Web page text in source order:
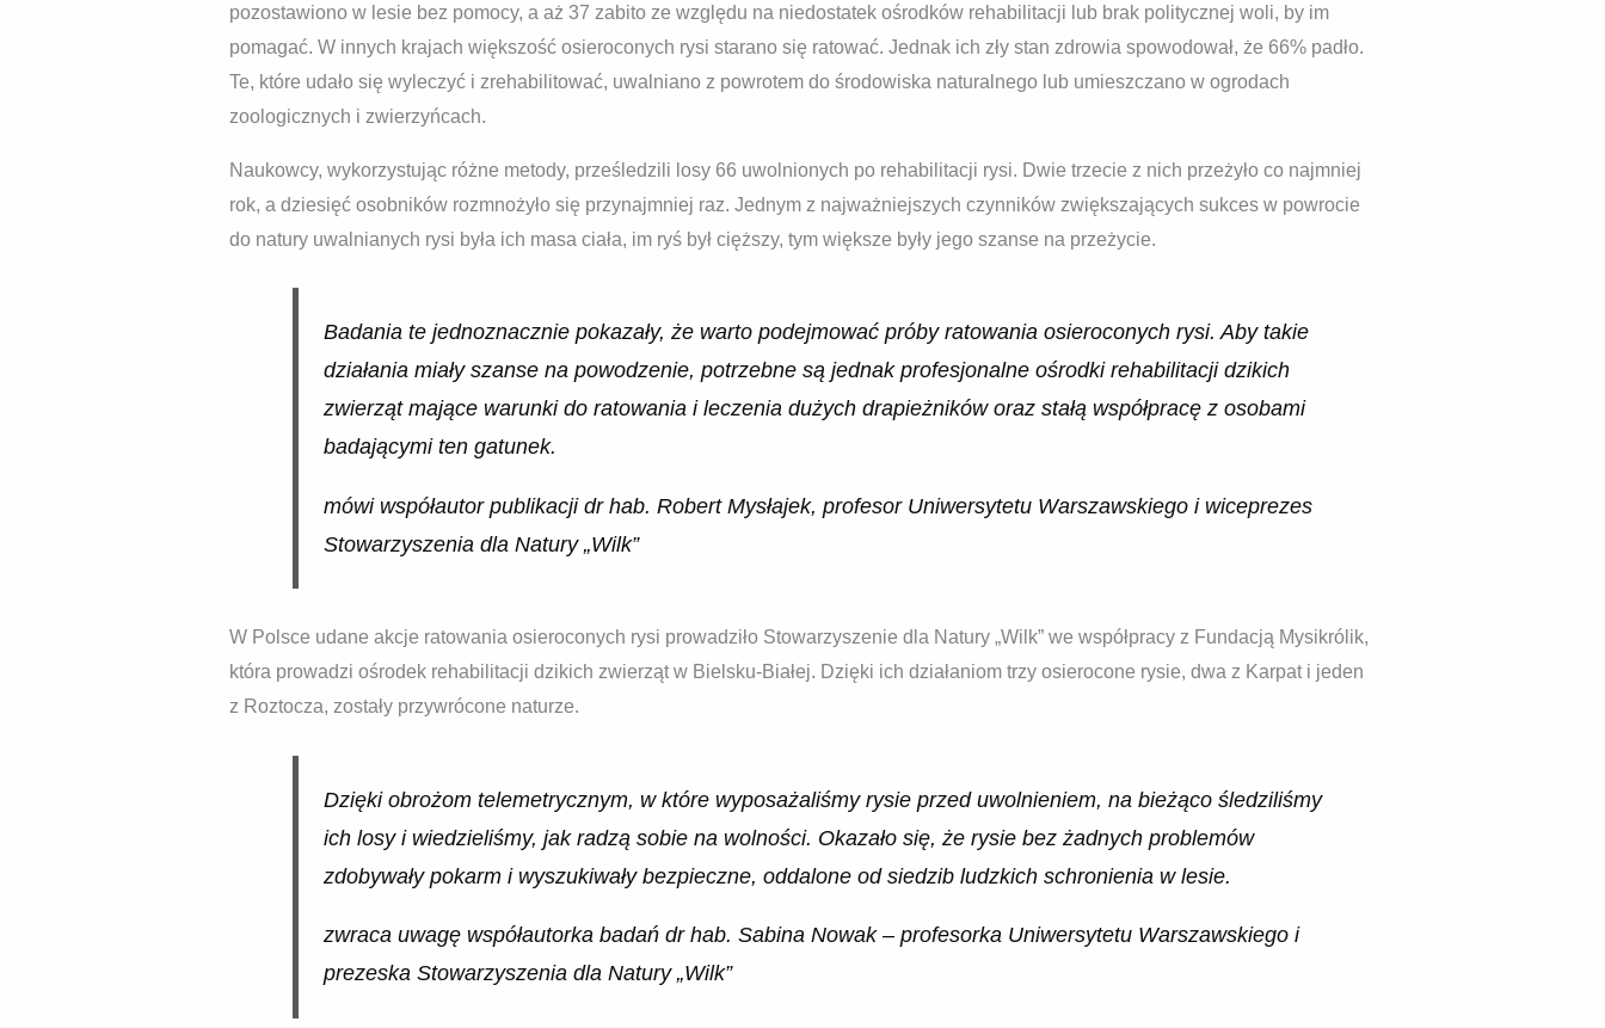
pozostawiono w lesie bez pomocy, a aż 37 zabito ze względu na niedostatek ośrodków rehabilitacji lub brak politycznej woli, by im
pomagać. W innych krajach większość osieroconych rysi starano się ratować. Jednak ich zły stan zdrowia spowodował, że 66% padło.
Te, które udało się wyleczyć i zrehabilitować, uwalniano z powrotem do środowiska naturalnego lub umieszczano w ogrodach
zoologicznych i zwierzyńcach.
Naukowcy, wykorzystując różne metody, prześledzili losy 66 uwolnionych po rehabilitacji rysi. Dwie trzecie z nich przeżyło co najmniej
rok, a dziesięć osobników rozmnożyło się przynajmniej raz. Jednym z najważniejszych czynników zwiększających sukces w powrocie
do natury uwalnianych rysi była ich masa ciała, im ryś był cięższy, tym większe były jego szanse na przeżycie.
Badania te jednoznacznie pokazały, że warto podejmować próby ratowania osieroconych rysi. Aby takie
działania miały szanse na powodzenie, potrzebne są jednak profesjonalne ośrodki rehabilitacji dzikich
zwierząt mające warunki do ratowania i leczenia dużych drapieżników oraz stałą współpracę z osobami
badającymi ten gatunek.
mówi współautor publikacji dr hab. Robert Mysłajek, profesor Uniwersytetu Warszawskiego i wiceprezes
Stowarzyszenia dla Natury „Wilk”
W Polsce udane akcje ratowania osieroconych rysi prowadziło Stowarzyszenie dla Natury „Wilk” we współpracy z Fundacją Mysikrólik,
która prowadzi ośrodek rehabilitacji dzikich zwierząt w Bielsku-Białej. Dzięki ich działaniom trzy osierocone rysie, dwa z Karpat i jeden
z Roztocza, zostały przywrócone naturze.
Dzięki obrożom telemetrycznym, w które wyposażaliśmy rysie przed uwolnieniem, na bieżąco śledziliśmy
ich losy i wiedzieliśmy, jak radzą sobie na wolności. Okazało się, że rysie bez żadnych problemów
zdobywały pokarm i wyszukiwały bezpieczne, oddalone od siedzib ludzkich schronienia w lesie.
zwraca uwagę współautorka badań dr hab. Sabina Nowak – profesorka Uniwersytetu Warszawskiego i
prezeska Stowarzyszenia dla Natury „Wilk”